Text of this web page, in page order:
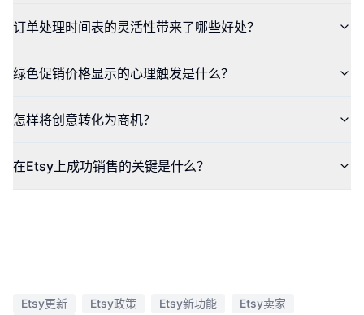
订单处理时间表的灵活性带来了哪些好处？
绿色促销价格显示的心理触发是什么？
怎样将创意转化为商机？
在Etsy上成功销售的关键是什么？
Etsy更新 Etsy政策 Etsy新功能
Etsy卖家